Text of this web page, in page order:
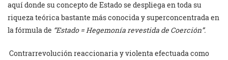
aquí donde su concepto de Estado se despliega en toda su
riqueza teórica bastante más conocida y superconcentrada en
la fórmula de “Estado = Hegemonía revestida de Coerción”.
Contrarrevolución reaccionaria y violenta efectuada como